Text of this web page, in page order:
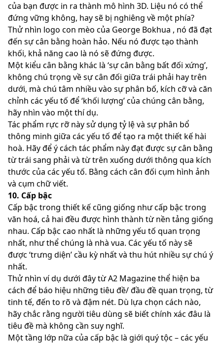
của bạn được in ra thành mô hình 3D. Liệu nó có thể
đứng vững không, hay sẽ bị nghiêng về một phía?
Thử nhìn logo con mèo của George Bokhua , nó đã đạt
đến sự cân bằng hoàn hảo. Nếu nó được tạo thành
khối, khả năng cao là nó sẽ đứng được.
Một kiểu cân bằng khác là ‘sự cân bằng bất đối xứng’,
không chú trọng về sự cân đối giữa trái phải hay trên
dưới, mà chú tâm nhiều vào sự phân bố, kích cỡ và căn
chỉnh các yếu tố để ‘khối lượng’ của chúng cân bằng,
hãy nhìn vào một thí dụ.
Tác phẩm rực rỡ này sử dụng tỷ lệ và sự phân bổ
thông minh giữa các yếu tố để tạo ra một thiết kế hài
hoà. Hãy để ý cách tác phẩm này đạt được sự cân bằng
từ trái sang phải và từ trên xuống dưới thông qua kích
thước của các yếu tố. Bằng cách cân đối cụm hình ảnh
và cụm chữ viết.
10. Cấp bậc
Cấp bậc trong thiết kế cũng giống như cấp bậc trong
văn hoá, cả hai đều được hình thành từ nền tảng giống
nhau. Cấp bậc cao nhất là những yếu tố quan trọng
nhất, như thể chúng là nhà vua. Các yếu tố này sẽ
được ‘trưng diện’ cầu kỳ nhất và thu hút nhiều sự chú ý
nhất.
Thử nhìn ví dụ dưới đây từ A2 Magazine thể hiện ba
cách để báo hiệu những tiêu đề/ đầu đề quan trọng, từ
tinh tế, đến to rõ và đậm nét. Dù lựa chọn cách nào,
hãy chắc rằng người tiêu dùng sẽ biết chính xác đâu là
tiêu đề mà không cần suy nghĩ.
Một tầng lớp nữa của cấp bậc là giới quý tộc – các yếu